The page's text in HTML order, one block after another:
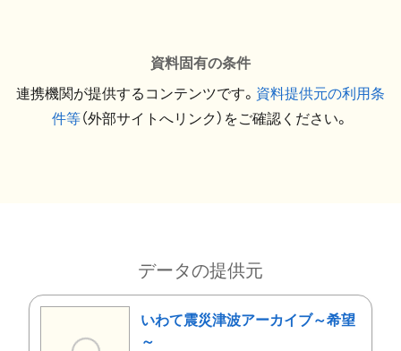
資料固有の条件
連携機関が提供するコンテンツです。 資料提供元の利用条
件等（外部サイトへリンク）をご確認ください。
データの提供元
いわて震災津波アーカイブ～希望
～